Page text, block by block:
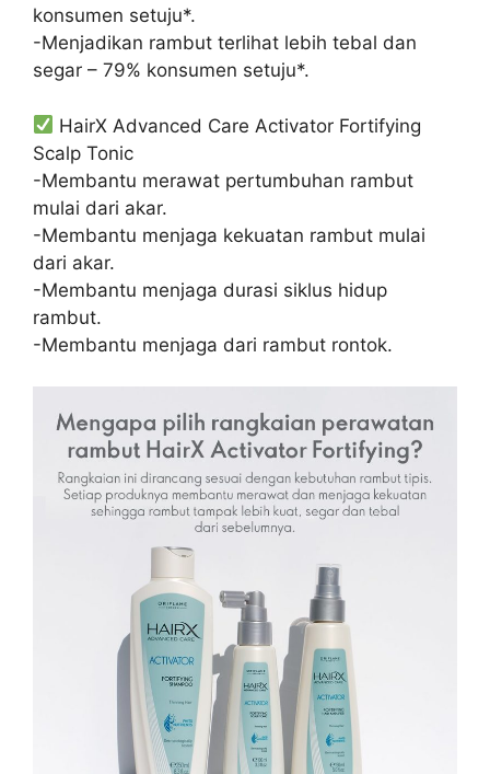
konsumen setuju*.
-Menjadikan rambut terlihat lebih tebal dan
segar – 79% konsumen setuju*.
HairX Advanced Care Activator Fortifying
Scalp Tonic
-Membantu merawat pertumbuhan rambut
mulai dari akar.
-Membantu menjaga kekuatan rambut mulai
dari akar.
-Membantu menjaga durasi siklus hidup
rambut.
-Membantu menjaga dari rambut rontok.